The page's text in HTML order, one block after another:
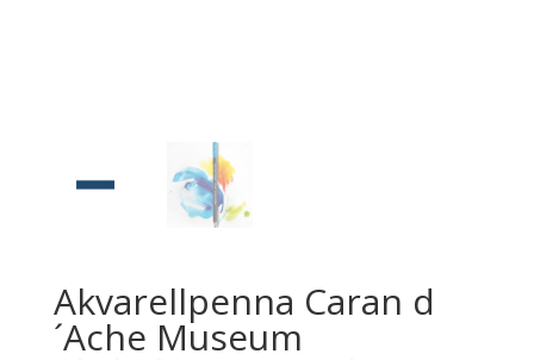
Akvarellpenna Caran d
´Ache Museum